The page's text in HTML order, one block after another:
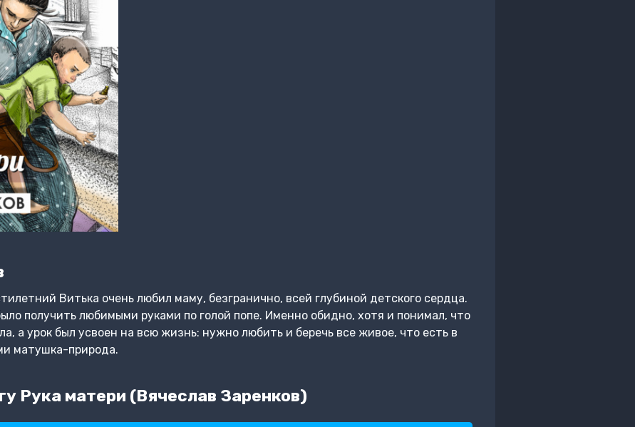
Витька очень любил маму, безгранично, всей глубиной детского сердца.
получить любимыми руками по голой попе. Именно обидно, хотя и понимал, что
а урок был усвоен на всю жизнь: нужно любить и беречь все живое, что есть в
матушка-природа.
Рука матери (Вячеслав Заренков)